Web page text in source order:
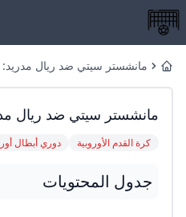
Homeمانشستر سيتي ضد ريال مدريد:
مانشستر سيتي ضد ريال
كرة القدم الأوروبية دوري أبطال
جدول المحتويات